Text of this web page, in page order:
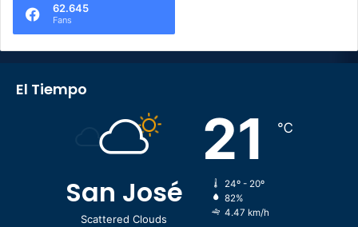
62.645
Fans
El Tiempo
San José
Scattered Clouds
21 ℃
24º - 20º
82%
4.47 km/h